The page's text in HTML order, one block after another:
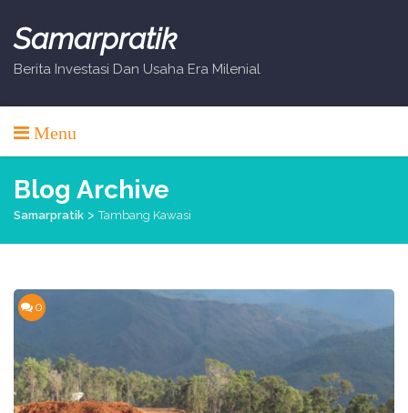
content
Samarpratik
Berita Investasi Dan Usaha Era Milenial
Menu
Blog Archive
Samarpratik >Tambang Kawasi
0